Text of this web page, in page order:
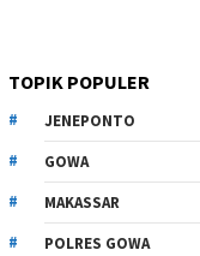
TOPIK POPULER
JENEPONTO
GOWA
MAKASSAR
POLRES GOWA